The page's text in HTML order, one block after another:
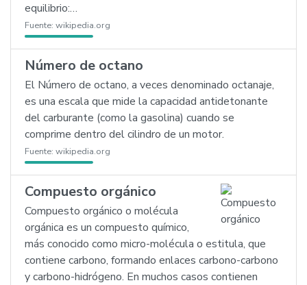
equilibrio:…
Fuente: wikipedia.org
Número de octano
El Número de octano, a veces denominado octanaje,
es una escala que mide la capacidad antidetonante
del carburante (como la gasolina) cuando se
comprime dentro del cilindro de un motor.
Fuente: wikipedia.org
Compuesto orgánico
Compuesto orgánico o molécula
orgánica es un compuesto químico,
más conocido como micro-molécula o estitula, que
contiene carbono, formando enlaces carbono-carbono
y carbono-hidrógeno. En muchos casos contienen